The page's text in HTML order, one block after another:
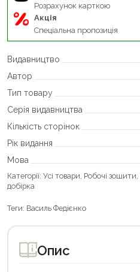
Розрахунок карткою
Акція
Спеціальна пропозиція
Видавництво
Автор
Тип товару
Серія видавництва
Кількість сторінок
Рік видання
Мова
Категорії: Усі товари Робочі зошити
добірка
Теги: Василь Федієнко
Опис